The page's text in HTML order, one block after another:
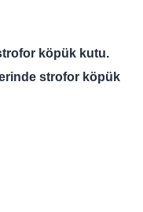
köpük kutu.
strofor köpük
için donuk